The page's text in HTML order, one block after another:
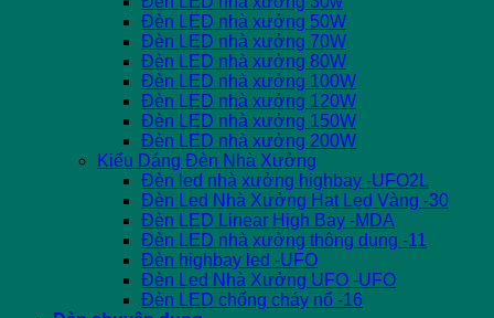
Đèn LED nhà xưởng 50W
Đèn LED nhà xưởng 70W
Đèn LED nhà xưởng 80W
Đèn LED nhà xưởng 100W
Đèn LED nhà xưởng 120W
Đèn LED nhà xưởng 150W
Đèn LED nhà xưởng 200W
Kiểu Dáng Đèn Nhà Xưởng
Đèn led nhà xưởng highbay -UFO2L
Đèn Led Nhà Xưởng Hạt Led Vàng -30
Đèn LED Linear High Bay -MDA
Đèn LED nhà xưởng thông dụng -11
Đèn highbay led -UFO
Đèn Led Nhà Xưởng UFO -UFO
Đèn LED chống cháy nổ -16